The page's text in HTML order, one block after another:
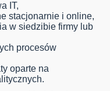
IT,
stacjonarnie i online,
w siedzibie firmy lub
procesów
oparte na